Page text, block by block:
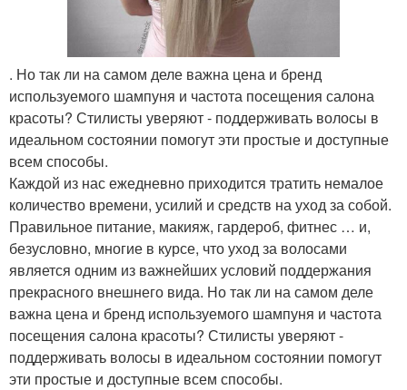
. Но так ли на самом деле важна цена и бренд
используемого шампуня и частота посещения салона
красоты? Стилисты уверяют - поддерживать волосы в
идеальном состоянии помогут эти простые и доступные
всем способы.
Каждой из нас ежедневно приходится тратить немалое
количество времени, усилий и средств на уход за собой.
Правильное питание, макияж, гардероб, фитнес … и,
безусловно, многие в курсе, что уход за волосами
является одним из важнейших условий поддержания
прекрасного внешнего вида. Но так ли на самом деле
важна цена и бренд используемого шампуня и частота
посещения салона красоты? Стилисты уверяют -
поддерживать волосы в идеальном состоянии помогут
эти простые и доступные всем способы.